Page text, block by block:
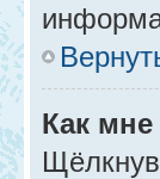
Как